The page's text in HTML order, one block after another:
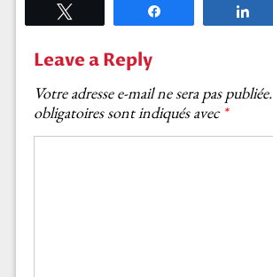
Leave a Reply
Votre adresse e-mail ne sera pas publiée.
obligatoires sont indiqués avec *